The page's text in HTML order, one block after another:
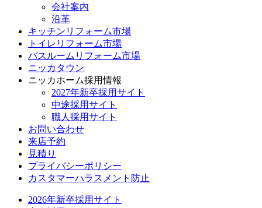
会社案内
沿革
キッチンリフォーム市場
トイレリフォーム市場
バスルームリフォーム市場
ニッカタウン
ニッカホーム採用情報
2027年新卒採用サイト
中途採用サイト
職人採用サイト
お問い合わせ
来店予約
見積り
プライバシーポリシー
カスタマーハラスメント防止
2026年新卒採用サイト